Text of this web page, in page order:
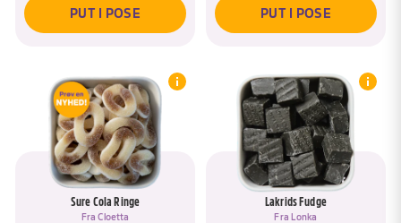
PUT I POSE PUT I POSE
Sure Cola Ringe
FraCloetta
Lakrids Fudge
Fra Lonka